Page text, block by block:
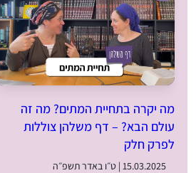
מה יקרה בתחיית המתים? מה זה
עולם הבא? – דף משלהן צוללות
לפרק חלק
15.03.2025 | ט״ו באדר תשפ״ה